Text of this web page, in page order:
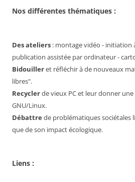
Nos différentes thématiques :
Des ateliers : montage vidéo - initiation
publication assistée par ordinateur -
Bidouilleret réfléchir à de nouveaux
libres".
Recyclerde vieux PC et leur donner
GNU/Linux.
Débattre de problématiques sociétales
que de son impact écologique.
Liens :